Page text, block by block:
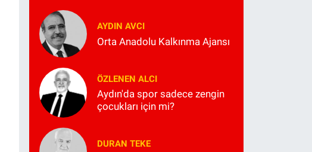
AYDIN AVCI
Orta Anadolu Kalkınma Ajansı
ÖZLENEN ALCI
Aydın'da spor sadece zengin
çocukları için mi?
DURAN TEKE